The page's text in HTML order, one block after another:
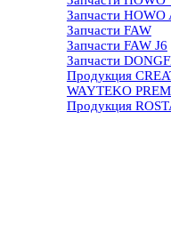
Запчасти HOWO
Запчасти FAW
Запчасти FAW J6
Запчасти
Продукция
WAYTEKO
Продукция